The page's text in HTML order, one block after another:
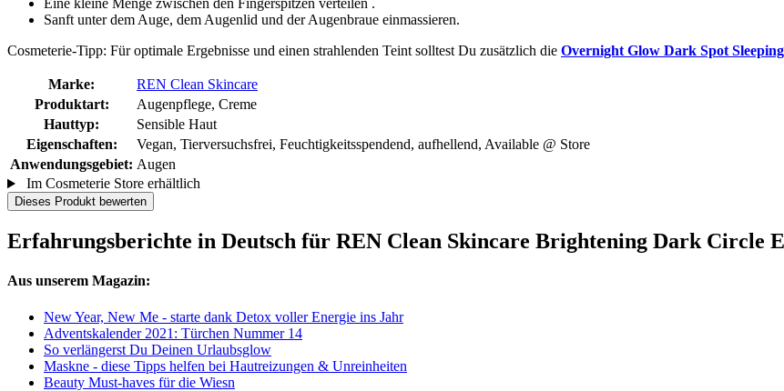
Eine kleine Menge zwischen den Fingerspitzen verteilen .
Sanft unter dem Auge, dem Augenlid und der Augenbraue einmassieren.
Cosmeterie-Tipp: Für optimale Ergebnisse und einen strahlenden Teint solltest Du zusätzlich die Overnight Glow Dark Spot
Marke:
REN Clean Skincare
Produktart:
Augenpflege, Creme
Hauttyp:
Sensible Haut
Eigenschaften:
Vegan, Tierversuchsfrei, Feuchtigkeitsspendend, aufhellend, Available @ Store
Anwendungsgebiet: Augen
Im Cosmeterie Store erhältlich
Dieses Produkt bewerten
Erfahrungsberichte in Deutsch für REN Clean Skincare Brightening Dark Circle
Aus unserem Magazin:
New Year, New Me - starte dank Detox voller Energie ins Jahr
Adventskalender 2021: Türchen Nummer 14
So verlängerst Du Deinen Urlaubsglow
Maskne - diese Tipps helfen bei Hautreizungen & Unreinheiten
Beauty Must-haves für die Wiesn